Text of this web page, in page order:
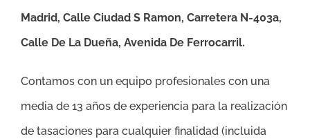
Madrid, Calle Ciudad S Ramon, Carretera N-403a,
Calle De La Dueña, Avenida De Ferrocarril.
Contamos con un equipo profesionales con una
media de 13 años de experiencia para la realización
de tasaciones para cualquier finalidad (incluida